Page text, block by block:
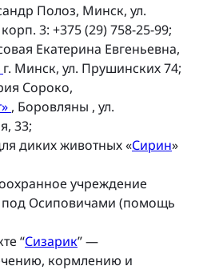
Полоз, Минск, ул.
3: +375 (29) 758-25-99;
Екатерина Евгеньевна,
г. Минск, ул. Прушинских 74;
Сороко,
, Боровляны , ул.
33;
диких животных «Сирин»
учреждение
под Осиповичами (помощь
“Сизарик” —
кормлению и